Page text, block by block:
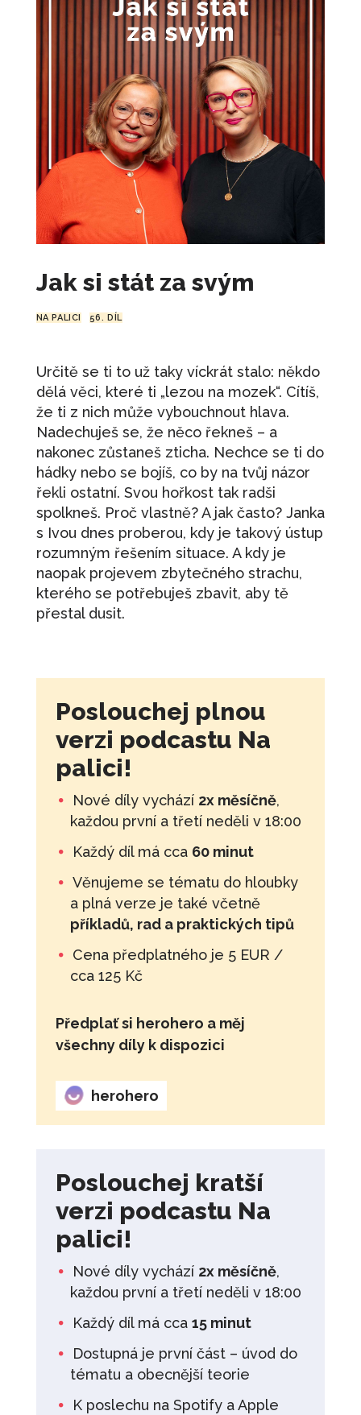
Jak si stát za svým
NA PALICI 56. DÍL
Určitě se ti to už taky víckrát stalo: někdo
dělá věci, které ti „lezou na mozek“. Cítíš,
že ti z nich může vybouchnout hlava.
Nadechuješ se, že něco řekneš – a
nakonec zůstaneš zticha. Nechce se ti do
hádky nebo se bojíš, co by na tvůj názor
řekli ostatní. Svou hořkost tak radši
spolkneš. Proč vlastně? A jak často? Janka
s Ivou dnes proberou, kdy je takový ústup
rozumným řešením situace. A kdy je
naopak projevem zbytečného strachu,
kterého se potřebuješ zbavit, aby tě
přestal dusit.
Poslouchej plnou
verzi podcastu Na
palici!
Nové díly vychází 2x měsíčně,
každou první a třetí neděli v 18:00
Každý díl má cca 60 minut
Věnujeme se tématu do hloubky
a plná verze je také včetně
příkladů, rad a praktických tipů
Cena předplatného je 5 EUR /
cca 125 Kč
Předplať si herohero a měj
všechny díly k dispozici
herohero
Poslouchej kratší
verzi podcastu Na
palici!
Nové díly vychází 2x měsíčně,
každou první a třetí neděli v 18:00
Každý díl má cca15 minut
Dostupná je první část – úvod do
tématu a obecnější teorie
K poslechu na Spotify a Apple
on-line kurzů
Zdravá komunikace
1 100Kč
Stres, vyhoření, restart
490Kč PŘIDAT
Trénink: Leden 2 - Jak řešit konflikty -
doma i v práci
690Kč PŘIDAT
4 900 Kč